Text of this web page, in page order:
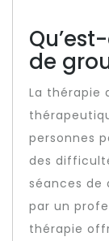
de
La thérapie
personnes
des
séances de
par un
thérapie